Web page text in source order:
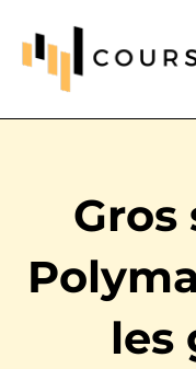
Gros
les